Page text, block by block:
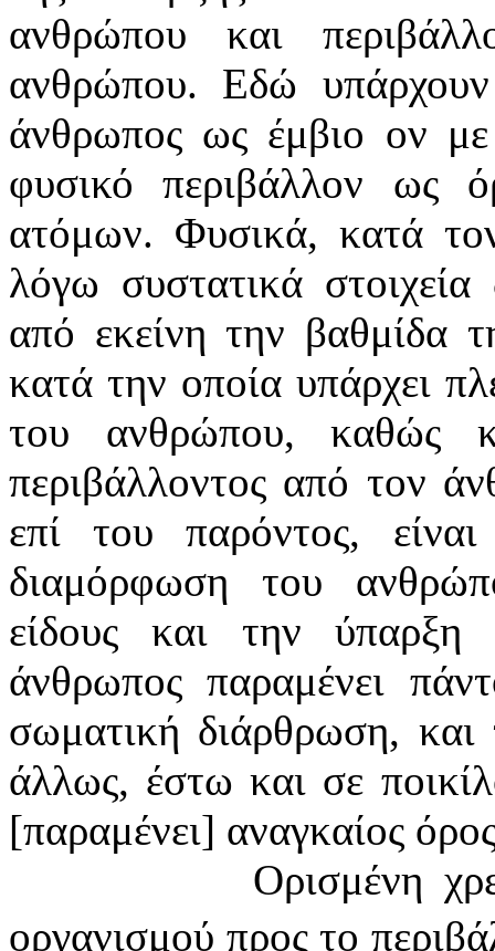
ανθρώπου και
ανθρώπου. Εδώ
άνθρωπος ως έμβιο ον
φυσικό περιβάλλον ως
ατόμων. Φυσικά, κατά
λόγω συστατικά στοιχεία
από εκείνη την βαθμίδα
κατά την οποία υπάρχει
του ανθρώπου, καθώς
περιβάλλοντος από τον
επί του παρόντος,
διαμόρφωση του
είδους και την ύπαρξη
άνθρωπος παραμένει
σωματική διάρθρωση,
άλλως, έστω και σε
[παραμένει] αναγκαίος
Ορισμένη
οργανισμού προς το